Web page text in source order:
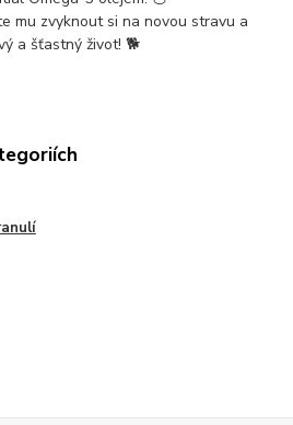
mu zvyknout si na novou stravu a
a šťastný život! 🐕